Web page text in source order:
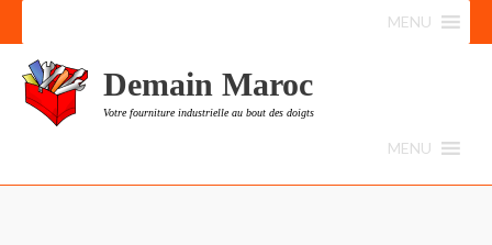
au
contenu
MENU
Demain Maroc
Votre fourniture industrielle au bout des doigts
MENU